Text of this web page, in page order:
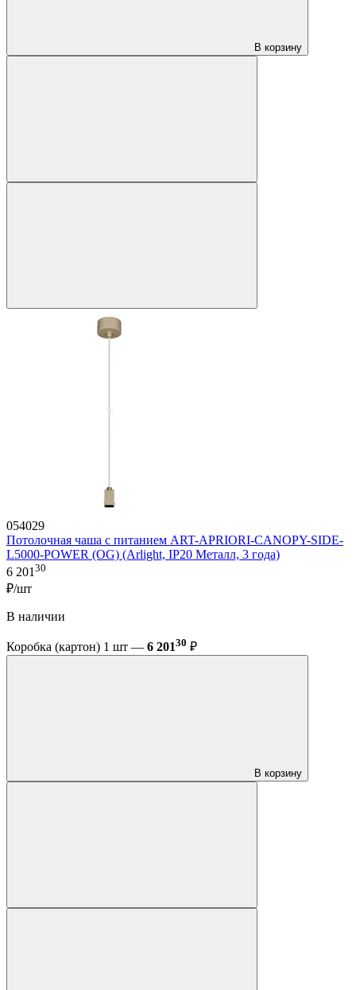
В корзину
054029
Потолочная чаша с питанием ART-APRIORI-CANOPY-SIDE-
L5000-POWER (OG) (Arlight, IP20 Металл, 3 года)
6 201 30
₽/шт
В наличии
Коробка (картон) 1 шт — 6 20130 ₽
В корзину